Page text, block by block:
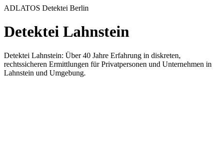
ADLATOS Detektei Berlin
Detektei Lahnstein
Detektei Lahnstein: Über 40 Jahre Erfahrung in diskreten,
rechtssicheren Ermittlungen für Privatpersonen und Unternehmen in
Lahnstein und Umgebung.